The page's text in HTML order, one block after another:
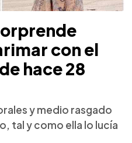
con el
hace 28
y medio rasgado
tal y como ella lo lucía